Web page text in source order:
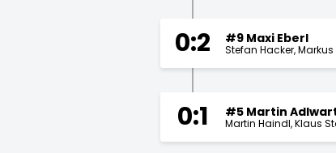
0:2 #9 Maxi Eberl
Stefan Hacker
0:1 #5 Martin
Martin Haindl Klaus